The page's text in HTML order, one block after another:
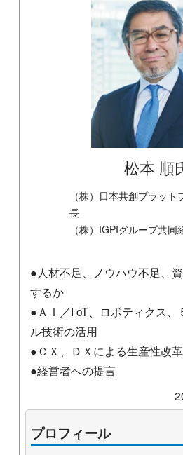
松本 順
（株）日本共創プラッ
長
（株）IGPIグループ共同
●人材不足、ノウハウ不足、
するか
●ＡＩ／I oT、ロボティクス、
ル技術の活用
●ＣＸ、ＤＸによる生産性改
●経営者への提言
プロフィール